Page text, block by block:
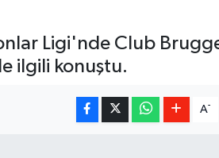
Ligi'nde Club
ilgili konuştu.
A-